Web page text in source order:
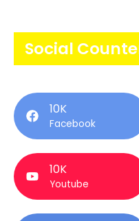
Social
10K
Facebook
10K
Youtube